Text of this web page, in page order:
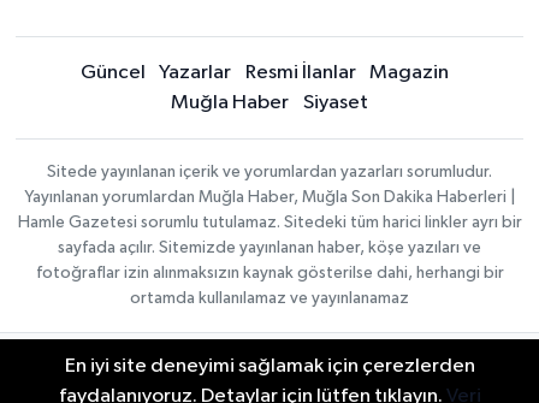
Güncel Yazarlar Resmi İlanlar
Magazin
Muğla Haber
Siyaset
Sitede yayınlanan içerik ve yorumlardan yazarları sorumludur.
Yayınlanan yorumlardan Muğla Haber, Muğla Son Dakika Haberleri |
Hamle Gazetesi sorumlu tutulamaz. Sitedeki tüm harici linkler ayrı bir
sayfada açılır. Sitemizde yayınlanan haber, köşe yazıları ve
fotoğraflar izin alınmaksızın kaynak gösterilse dahi, herhangi bir
ortamda kullanılamaz ve yayınlanamaz
Gizlilik Sözleşmesi
Veri Politikası
Haber Yazılımı:
TE Bilişim
En iyi site deneyimi sağlamak için çerezlerden
faydalanıyoruz. Detaylar için lütfen tıklayın. Veri